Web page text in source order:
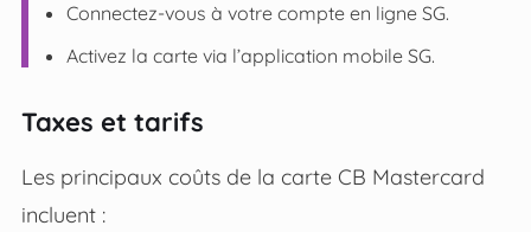
Connectez-vous à votre compte en ligne SG.
Activez la carte via l’application mobile SG.
Taxes et tarifs
Les principaux coûts de la carte CB Mastercard
incluent :